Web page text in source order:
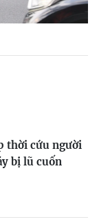
thời cứu người
bị lũ cuốn